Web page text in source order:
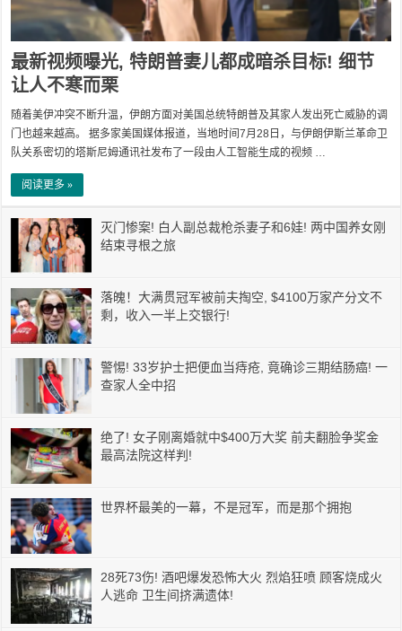
最新视频曝光, 特朗普妻儿都成暗杀目标! 细节
让人不寒而栗
随着美伊冲突不断升温，伊朗方面对美国总统特朗普及其家人发出死亡威胁的调
门也越来越高。 据多家美国媒体报道，当地时间7月28日，与伊朗伊斯兰革命卫
队关系密切的塔斯尼姆通讯社发布了一段由人工智能生成的视频 …
阅读更多 »
灭门惨案! 白人副总裁枪杀妻子和6娃! 两中国养女刚
结束寻根之旅
落魄！大满贯冠军被前夫掏空, $4100万家产分文不
剩，收入一半上交银行!
警惕! 33岁护士把便血当痔疮, 竟确诊三期结肠癌! 一
查家人全中招
绝了! 女子刚离婚就中$400万大奖 前夫翻脸争奖金
最高法院这样判!
世界杯最美的一幕，不是冠军，而是那个拥抱
28死73伤! 酒吧爆发恐怖大火 烈焰狂喷 顾客烧成火
人逃命 卫生间挤满遗体!